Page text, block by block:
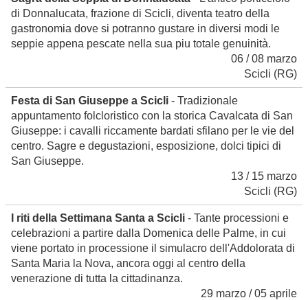
di Donnalucata, frazione di Scicli, diventa teatro della
gastronomia dove si potranno gustare in diversi modi le
seppie appena pescate nella sua piu totale genuinità.
06 / 08 marzo
Scicli (RG)
Festa di San Giuseppe a Scicli - Tradizionale
appuntamento folcloristico con la storica Cavalcata di San
Giuseppe: i cavalli riccamente bardati sfilano per le vie del
centro. Sagre e degustazioni, esposizione, dolci tipici di
San Giuseppe.
13 / 15 marzo
Scicli (RG)
I riti della Settimana Santa a Scicli - Tante processioni e
celebrazioni a partire dalla Domenica delle Palme, in cui
viene portato in processione il simulacro dell'Addolorata di
Santa Maria la Nova, ancora oggi al centro della
venerazione di tutta la cittadinanza.
29 marzo / 05 aprile